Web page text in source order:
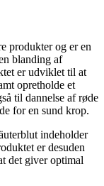
produkter og er en
blanding af
er udviklet til at
opretholde et
til dannelse af røde
for en sund krop.
indeholder
er desuden
det giver optimal